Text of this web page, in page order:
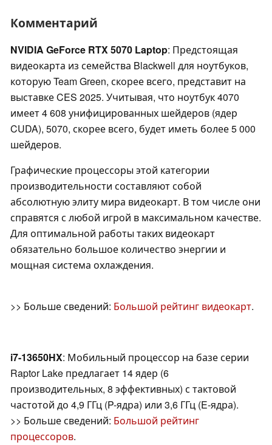
Комментарий
NVIDIA GeForce RTX 5070 Laptop: Предстоящая
видеокарта из семейства Blackwell для ноутбуков,
которую Team Green, скорее всего, представит на
выставке CES 2025. Учитывая, что ноутбук 4070
имеет 4 608 унифицированных шейдеров (ядер
CUDA), 5070, скорее всего, будет иметь более 5 000
шейдеров.
Графические процессоры этой категории
производительности составляют собой
абсолютную элиту мира видеокарт. В том числе они
справятся с любой игрой в максимальном качестве.
Для оптимальной работы таких видеокарт
обязательно большое количество энергии и
мощная система охлаждения.
>> Больше сведений: Большой рейтинг видеокарт.
i7-13650HX: Мобильный процессор на базе серии
Raptor Lake предлагает 14 ядер (6
производительных, 8 эффективных) с тактовой
частотой до 4,9 ГГц (P-ядра) или 3,6 ГГц (E-ядра).
>> Больше сведений: Большой рейтинг
процессоров.